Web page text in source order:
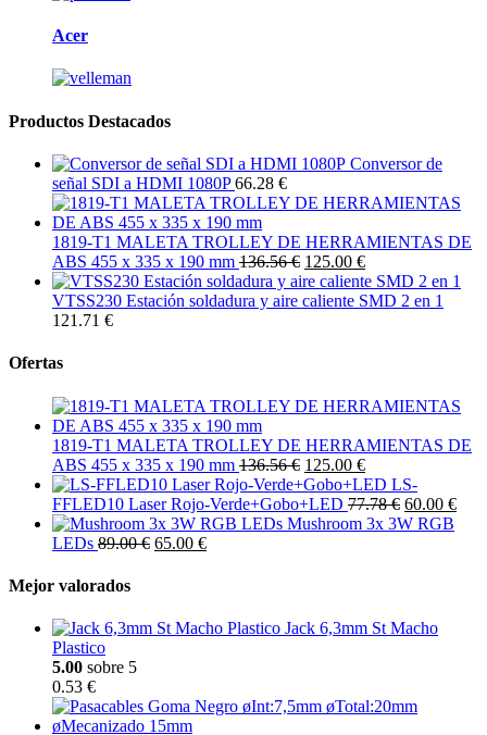
Acer
Productos Destacados
Conversor de
señal SDI a HDMI 1080P 66.28 €
1819-T1 MALETA TROLLEY DE HERRAMIENTAS DE
ABS 455 x 335 x 190 mm 136.56 € 125.00 €
VTSS230 Estación soldadura y aire caliente SMD 2 en 1
121.71 €
Ofertas
1819-T1 MALETA TROLLEY DE HERRAMIENTAS DE
ABS 455 x 335 x 190 mm 136.56 € 125.00 €
LS-
FFLED10 Laser Rojo-Verde+Gobo+LED 77.78 € 60.00 €
Mushroom 3x 3W RGB
LEDs 89.00 € 65.00 €
Mejor valorados
Jack 6,3mm St Macho
Plastico
5.00 sobre 5
0.53 €